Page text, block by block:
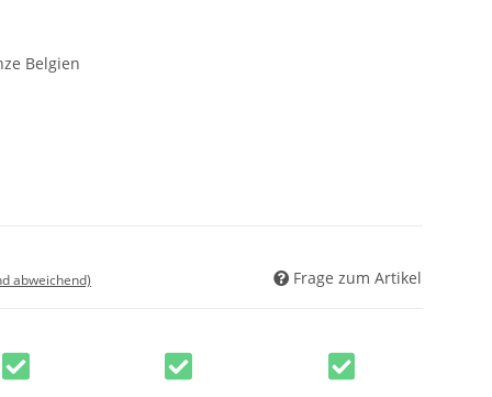
Belgien
abweichend) Frage zum Artikel